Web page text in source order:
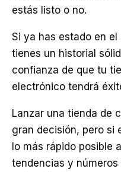
estás listo o no.
Si ya has estado en
tienes un historial
confianza de que tu
electrónico tendrá
Lanzar una tienda de
gran decisión, pero si
lo más rápido posible
tendencias y